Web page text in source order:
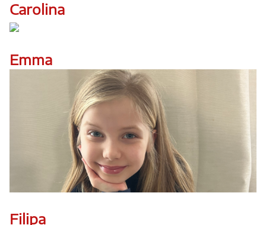
Carolina
Emma
Filipa